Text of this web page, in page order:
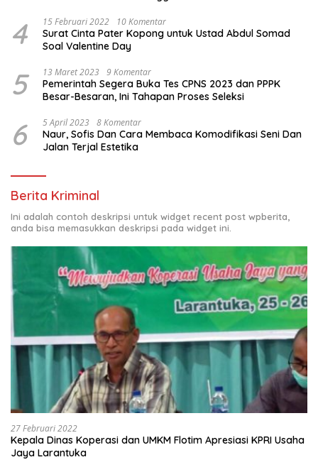
4 15 Februari 2022 10 Komentar
Surat Cinta Pater Kopong untuk Ustad Abdul Somad
Soal Valentine Day
5 13 Maret 2023 9 Komentar
Pemerintah Segera Buka Tes CPNS 2023 dan PPPK
Besar-Besaran, Ini Tahapan Proses Seleksi
6 5 April 2023 8 Komentar
Naur, Sofis Dan Cara Membaca Komodifikasi Seni Dan
Jalan Terjal Estetika
Berita Kriminal
Ini adalah contoh deskripsi untuk widget recent post wpberita,
anda bisa memasukkan deskripsi pada widget ini.
27 Februari 2022
Kepala Dinas Koperasi dan UMKM Flotim Apresiasi KPRI Usaha
Jaya Larantuka